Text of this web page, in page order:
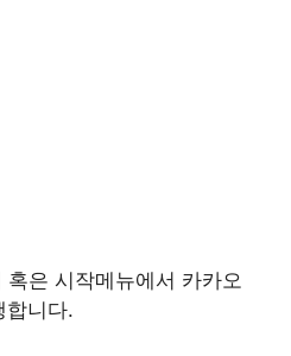
은 시작메뉴에서 카카오
합니다.